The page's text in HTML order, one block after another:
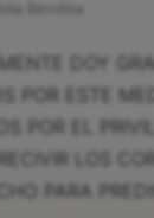
DOY
POR ESTE
POR EL
LOS
PARA